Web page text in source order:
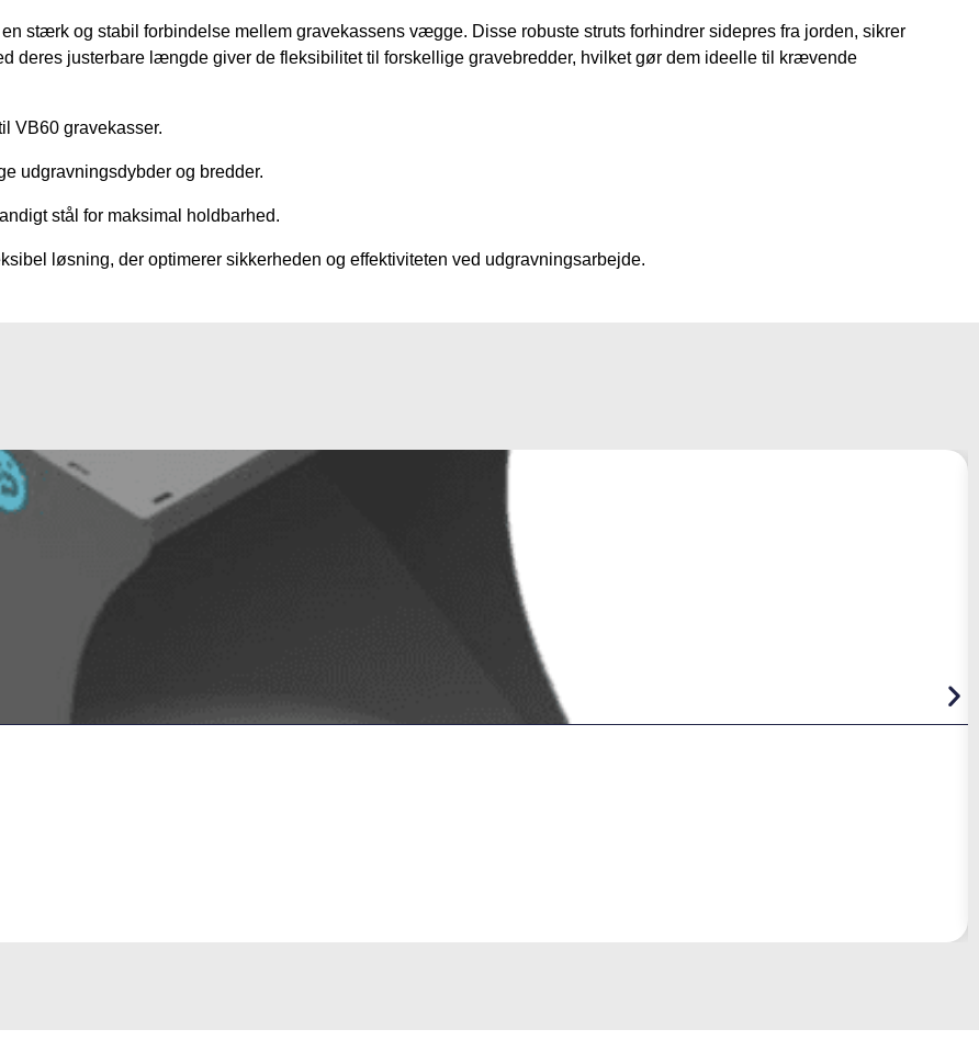
stærk og stabil forbindelse mellem gravekassens vægge. Disse robuste struts forhindrer sidepres fra jorden, sikrer
deres justerbare længde giver de fleksibilitet til forskellige gravebredder, hvilket gør dem ideelle til krævende
VB60 gravekasser.
udgravningsdybder og bredder.
stål for maksimal holdbarhed.
løsning, der optimerer sikkerheden og effektiviteten ved udgravningsarbejde.